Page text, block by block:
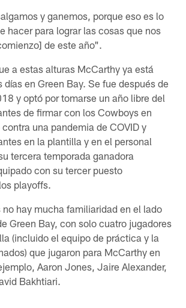
y ganemos, porque eso es lo
hacer para lograr las cosas que nos
de este año".
a estas alturas McCarthy ya está
días en Green Bay. Se fue después de
y optó por tomarse un año libre del
de firmar con los Cowboys en
una pandemia de COVID y
en la plantilla y en el personal
tercera temporada ganadora
con su tercer puesto
playoffs.
no hay mucha familiaridad en el lado
Green Bay, con solo cuatro jugadores
(incluido el equipo de práctica y la
que jugaron para McCarthy en
Aaron Jones, Jaire Alexander,
Bakhtiari.